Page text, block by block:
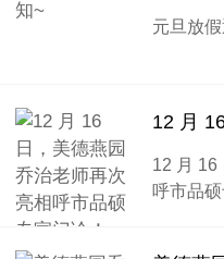
元旦放
12 月 16
呼市品硕